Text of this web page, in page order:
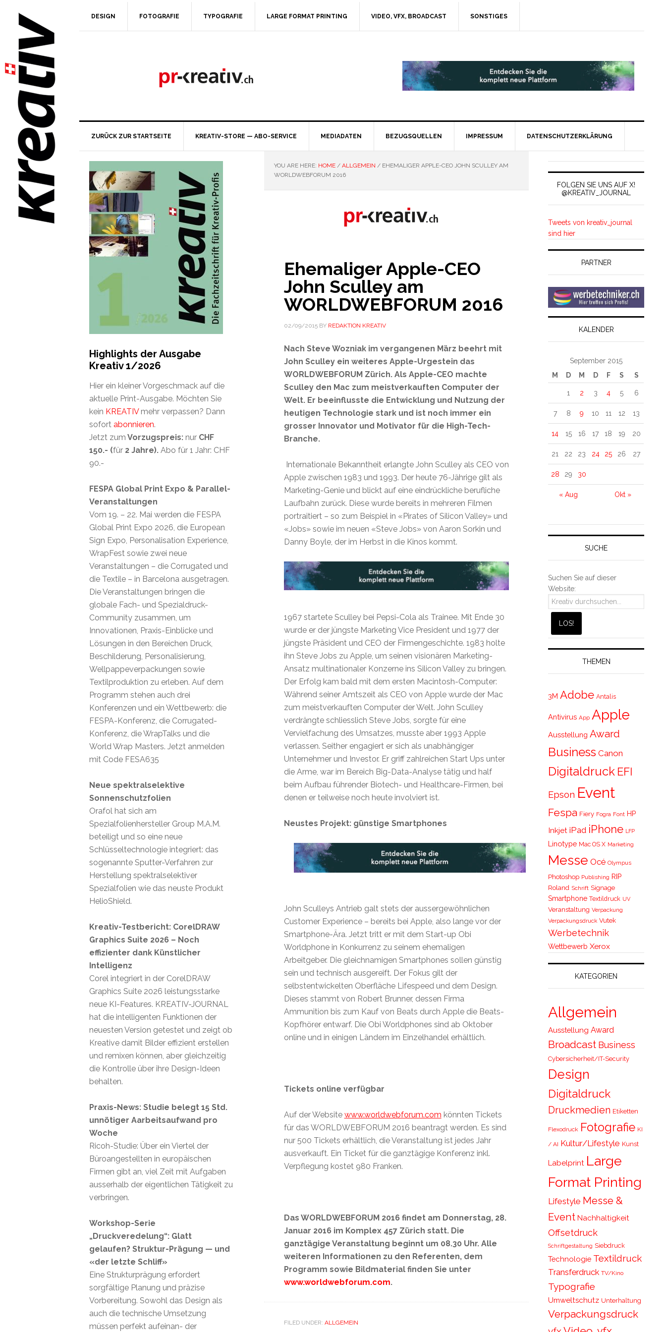
DESIGN FOTOGRAFIE TYPOGRAFIE LARGE FORMAT PRINTING VIDEO, VFX, BROADCAST SONSTIGES
ZURÜCK ZUR STARTSEITE KREATIV-STORE — ABO-SERVICE MEDIADATEN BEZUGSQUELLEN IMPRESSUM DATENSCHUTZERKLÄRUNG
YOU ARE HERE: HOME / ALLGEMEIN /EHEMALIGER APPLE-CEO JOHN SCULLEY AM
WORLDWEBFORUM 2016
Ehemaliger Apple-CEO
John Sculley am
WORLDWEBFORUM 2016
02/09/2015BY REDAKTION KREATIV
Nach Steve Wozniak im vergangenen März beehrt mit
John Sculley ein weiteres Apple-Urgestein das
WORLDWEBFORUM Zürich. Als Apple-CEO machte
Sculley den Mac zum meistverkauften Computer der
Welt. Er beeinflusste die Entwicklung und Nutzung der
heutigen Technologie stark und ist noch immer ein
grosser Innovator und Motivator für die High-Tech-
Branche.
Internationale Bekanntheit erlangte John Sculley als CEO von
Apple zwischen 1983 und 1993. Der heute 76-Jährige gilt als
Marketing-Genie und blickt auf eine eindrückliche berufliche
Laufbahn zurück. Diese wurde bereits in mehreren Filmen
portraitiert – so zum Beispiel in «Pirates of Silicon Valley» und
«Jobs» sowie im neuen «Steve Jobs» von Aaron Sorkin und
Danny Boyle, der im Herbst in die Kinos kommt.
1967 startete Sculley bei Pepsi-Cola als Trainee. Mit Ende 30
wurde er der jüngste Marketing Vice President und 1977 der
jüngste Präsident und CEO der Firmengeschichte. 1983 holte
ihn Steve Jobs zu Apple, um seinen visionären Marketing-
Ansatz multinationaler Konzerne ins Silicon Valley zu bringen.
Der Erfolg kam bald mit dem ersten Macintosh-Computer:
Während seiner Amtszeit als CEO von Apple wurde der Mac
zum meistverkauften Computer der Welt. John Sculley
verdrängte schliesslich Steve Jobs, sorgte für eine
Vervielfachung des Umsatzes, musste aber 1993 Apple
verlassen. Seither engagiert er sich als unabhängiger
Unternehmer und Investor. Er griff zahlreichen Start Ups unter
die Arme, war im Bereich Big-Data-Analyse tätig und half
beim Aufbau führender Biotech- und Healthcare-Firmen, bei
denen er teilweise noch heute involviert ist.
Neustes Projekt: günstige Smartphones
John Sculleys Antrieb galt stets der aussergewöhnlichen
Customer Experience – bereits bei Apple, also lange vor der
Smartphone-Ära. Jetzt tritt er mit dem Start-up Obi
Worldphone in Konkurrenz zu seinem ehemaligen
Arbeitgeber. Die gleichnamigen Smartphones sollen günstig
sein und technisch ausgereift. Der Fokus gilt der
selbstentwickelten Oberfläche Lifespeed und dem Design.
Dieses stammt von Robert Brunner, dessen Firma
Ammunition bis zum Kauf von Beats durch Apple die Beats-
Kopfhörer entwarf. Die Obi Worldphones sind ab Oktober
online und in einigen Ländern im Einzelhandel erhältlich.
Tickets online verfügbar
Auf der Website www.worldwebforum.com könnten Tickets
für das WORLDWEBFORUM 2016 beantragt werden. Es sind
nur 500 Tickets erhältlich, die Veranstaltung ist jedes Jahr
ausverkauft. Ein Ticket für die ganztägige Konferenz inkl.
Verpflegung kostet 980 Franken.
Das WORLDWEBFORUM 2016 findet am Donnerstag, 28.
Januar 2016 im Komplex 457 Zürich statt. Die
ganztägige Veranstaltung beginnt um 08.30 Uhr. Alle
weiteren Informationen zu den Referenten, dem
Programm sowie Bildmaterial finden Sie unter
www.worldwebforum.com.
FILED UNDER: ALLGEMEIN
FOLGEN SIE UNS AUF X!
@KREATIV_JOURNAL
Tweets von kreativ_journal
sind hier
PARTNER
KALENDER
September 2015
M
D M D F S S
« Aug Okt »
1 2 3 4 5 6
7 8 9 10 11 12 13
14 15 16 17 18 19 20
21 22 23 24 25 26 27
28 29 30
SUCHE
Suchen Sie auf dieser
Website:
THEMEN
3M Adobe Antalis
Antivirus App Apple
Ausstellung Award
Business Canon
Digitaldruck EFI
Epson Event
Fespa Fiery Fogra Font HP
Inkjet iPad iPhone LFP
Linotype Mac OS X Marketing
Messe Océ Olympus
Photoshop Publishing RIP
Roland Schrift Signage
Smartphone Textildruck UV
Veranstaltung Verpackung
Verpackungsdruck Vutek
Werbetechnik
Wettbewerb Xerox
KATEGORIEN
Allgemein
Ausstellung Award
Broadcast Business
Cybersicherheit/IT-Security
Design
Digitaldruck
Druckmedien Etiketten
Flexodruck Fotografie KI
/ AI Kultur/Lifestyle Kunst
Labelprint Large
Format Printing
Lifestyle Messe &
Event Nachhaltigkeit
Offsetdruck
Schriftgestaltung Siebdruck
Technologie Textildruck
Transferdruck TV/Kino
Typografie
Umweltschutz Unterhaltung
Verpackungsdruck
Highlights der Ausgabe
Kreativ 1/2026
Hier ein kleiner Vorgeschmack auf die
aktuelle Print-Ausgabe. Möchten Sie
kein KREATIVmehr verpassen? Dann
sofort abonnieren.
Jetzt zum Vorzugspreis: nur CHF
150.- (für 2 Jahre). Abo für 1 Jahr: CHF
90.-
FESPA Global Print Expo & Parallel-
Veranstaltungen
Vom 19. – 22. Mai werden die FESPA
Global Print Expo 2026, die European
Sign Expo, Personalisation Experience,
WrapFest sowie zwei neue
Veranstaltungen – die Corrugated und
die Textile – in Barcelona ausgetragen.
Die Veranstaltungen bringen die
globale Fach- und Spezialdruck-
Community zusammen, um
Innovationen, Praxis-Einblicke und
Lösungen in den Bereichen Druck,
Beschilderung, Personalisierung,
Wellpappeverpackungen sowie
Textilproduktion zu erleben. Auf dem
Programm stehen auch drei
Konferenzen und ein Wettbewerb: die
FESPA-Konferenz, die Corrugated-
Konferenz, die WrapTalks und die
World Wrap Masters. Jetzt anmelden
mit Code FESA635
Neue spektralselektive
Sonnenschutzfolien
Orafol hat sich am
Spezialfolienhersteller Group M.A.M.
beteiligt und so eine neue
Schlüsseltechnologie integriert: das
sogenannte Sputter-Verfahren zur
Herstellung spektralselektiver
Spezialfolien wie das neuste Produkt
HelioShield.
Kreativ-Testbericht: CorelDRAW
Graphics Suite 2026 – Noch
effizienter dank Künstlicher
Intelligenz
Corel integriert in der CorelDRAW
Graphics Suite 2026 leistungsstarke
neue KI-Features. KREATIV-JOURNAL
hat die intelligenten Funktionen der
neuesten Version getestet und zeigt ob
Kreative damit Bilder effizient erstellen
und remixen können, aber gleichzeitig
die Kontrolle über ihre Design-Ideen
behalten.
Praxis-News: Studie belegt 15 Std.
unnötiger Aarbeitsaufwand pro
Woche
Ricoh-Studie: Über ein Viertel der
Büroangestellten in europäischen
Firmen gibt an, viel Zeit mit Aufgaben
ausserhalb der eigentlichen Tätigkeit zu
verbringen.
Workshop-Serie
„Druckveredelung“: Glatt
gelaufen? Struktur-Prägung — und
«der letzte Schliff»
Eine Strukturprägung erfordert
sorgfältige Planung und präzise
Vorbereitung. Sowohl das Design als
auch die technische Umsetzung
müssen perfekt aufeinan- der